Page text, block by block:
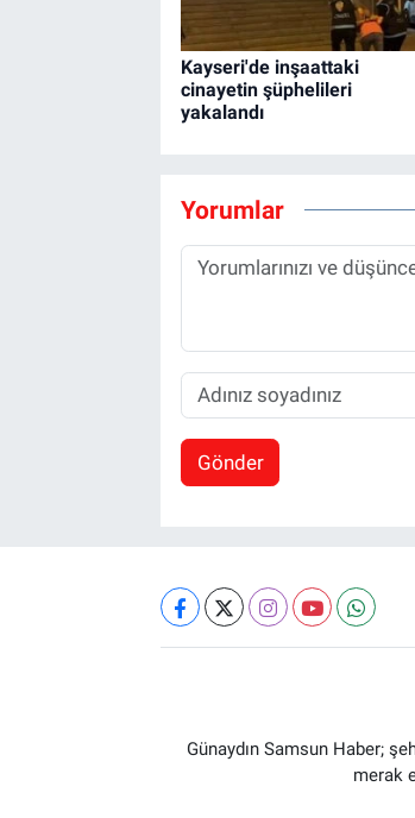
Kayseri'de inşaattaki
cinayetin şüphelileri
yakalandı
Yorumlar
Gönder
Günaydın Samsun Haber;
merak